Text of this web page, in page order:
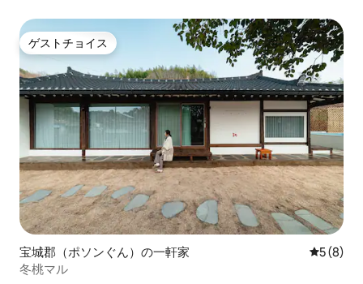
ライベートテラス、バーベキュー）
ゲストチョイス
ゲストチョイス
宝城郡（ポソンぐん）の一軒家 レビュー
5 (8)
冬桃マル